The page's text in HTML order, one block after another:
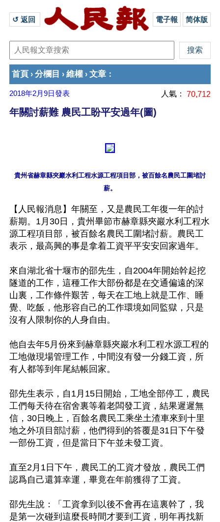
↺ 返回 電子報 简体版
首頁 › 分欄目 › 維權 › 文章 ：
2018年2月9日發表 人氣： 70,712
年關討薪難 農民工盼平安過年(圖)
貴州省赫章縣夾巖水利工程水源工程項目部，被百餘名農民工圍堵討
【人民報消息】年關至，又是農民工年復一年的討
薪期。1月30日，貴州畢節市赫章縣夾巖水利工程水
源工程項目部，被百餘名農民工圍堵討薪。農民工
表示，最高興的事是拿着工資平平安安回家過年。
來自湖北省十堰市的邵先生，自2004年開始幹起挖
隧道的工作，這種工作大部份都是在交通偏遠的深
山裏，工作條件艱苦，每天在工地上就是工作、睡
覺、吃飯，他形容自己的工作環境如同監獄，只是
沒有人限制你的人身自由。
他自去年5月份來到赫章縣夾巖水利工程水源工程的
工地做現場管理工作，中間沒有發一分錢工資，所
有人都等到年尾結帳回家。
邵先生表示，自1月15日開始，工地全部停工，農民
工們每天待在宿舍裏等着老闆發工資，結果遲遲無
信，30日晚上，百餘名農民工乘坐土渣車來到十里
地之外項目部討薪，他們得到的答覆是31日下午發
一部份工資，但是當日下午並未發工資。
直至2月1日下午，農民工的工資才發放，農民工們
認爲自己還算幸運，畢竟在年前獲得了工資。
邵先生說：「工資拿到以後不會再在這裏幹了，我
是第一次碰到這麼長時間才要到工資，明年再找新